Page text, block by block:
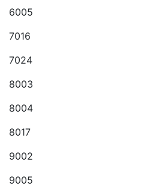
6005
7016
7024
8003
8004
8017
9002
9005